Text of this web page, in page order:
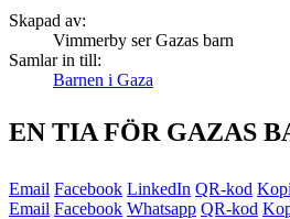
Skapad av:
Vimmerby ser Gazas barn
Samlar in till:
Barnen i Gaza
EN TIA FÖR GAZAS
Email Facebook LinkedIn QR-kod
Email Facebook Whatsapp QR-kod